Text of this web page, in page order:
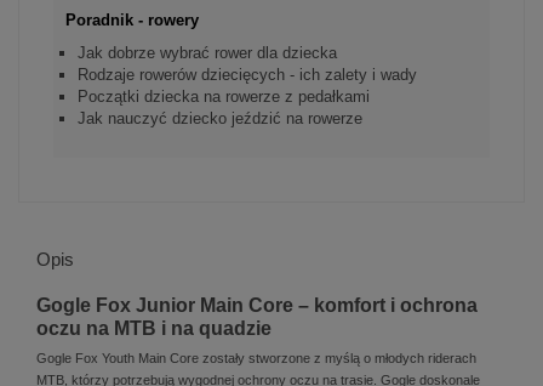
Poradnik - rowery
Jak dobrze wybrać rower dla dziecka
Rodzaje rowerów dziecięcych - ich zalety i wady
Początki dziecka na rowerze z pedałkami
Jak nauczyć dziecko jeździć na rowerze
Opis
Gogle Fox Junior Main Core – komfort i ochrona
oczu na MTB i na quadzie
Gogle Fox Youth Main Core zostały stworzone z myślą o młodych riderach
MTB, którzy potrzebują wygodnej ochrony oczu na trasie. Gogle doskonale